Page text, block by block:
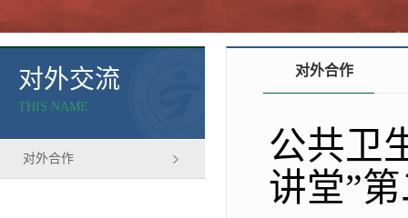
对外交流
THIS NAME
对外合作
对外合作
公共卫
讲堂”